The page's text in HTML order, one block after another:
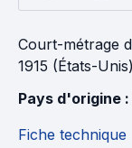
Court-métrage
1915 (États-Unis)
Pays d'origine :
Fiche technique